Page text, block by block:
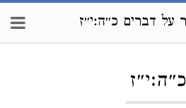
דברים כ״ה:י״ז
כ״ה:י״ז